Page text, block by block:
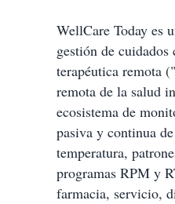
WellCare Today es
gestión de
terapéutica remota
remota de la salud
ecosistema de
pasiva y continua
temperatura,
programas RPM y
farmacia, servicio,